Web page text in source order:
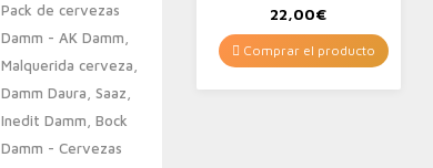
era:
20,00€.
es:
13,88€.
Pack de cervezas
Damm - AK Damm,
Malquerida cerveza,
Damm Daura, Saaz,
Inedit Damm, Bock
Damm - Cervezas
22,00€
Comprar el producto